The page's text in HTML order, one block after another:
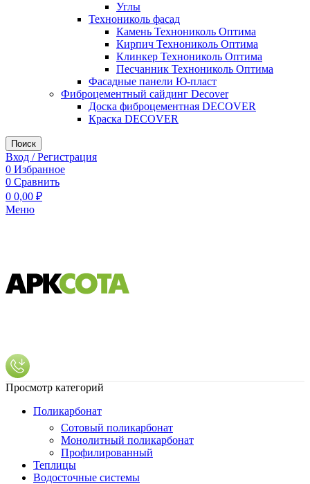
Углы
Технониколь фасад
Камень Технониколь Оптима
Кирпич Технониколь Оптима
Клинкер Технониколь Оптима
Песчанник Технониколь Оптима
Фасадные панели Ю-пласт
Фиброцементный сайдинг Decover
Доска фиброцементная DECOVER
Краска DECOVER
Поиск
Вход / Регистрация
0 Избранное
0 Сравнить
0 0,00 ₽
Меню
Просмотр категорий
Поликарбонат
Сотовый поликарбонат
Монолитный поликарбонат
Профилированный
Теплицы
Водосточные системы